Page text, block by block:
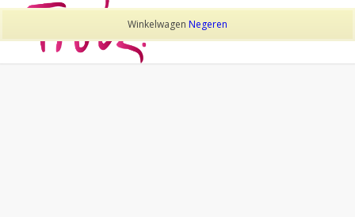
Winkelwagen Negeren